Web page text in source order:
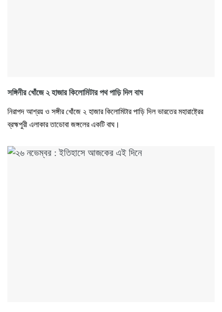
সঙ্গিনীর খোঁজে ২ হাজার কিলোমিটার পথ পাড়ি দিল বাঘ
নিরাপদ আশ্রয় ও সঙ্গীর খোঁজে ২ হাজার কিলোমিটার পাড়ি দিল ভারতের মহারাষ্ট্রের
ব্রহ্মপুরী এলাকার তাডোবা জঙ্গলের একটি বাঘ।